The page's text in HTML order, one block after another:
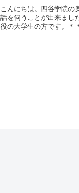
こんにちは。四谷学院の
話を伺うことが出来まし
役の大学生の方です。＊